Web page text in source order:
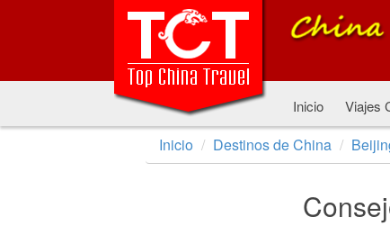
Inicio Viajes
Inicio Destinos de China